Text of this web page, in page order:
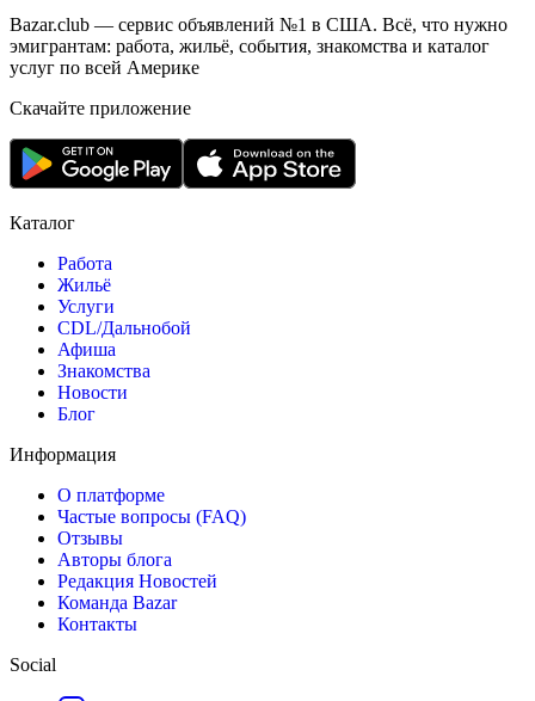
Bazar.club — сервис объявлений №1 в США. Всё, что нужно
эмигрантам: работа, жильё, события, знакомства и каталог
услуг по всей Америке
Скачайте приложение
Каталог
Работа
Жильё
Услуги
CDL/Дальнобой
Афиша
Знакомства
Новости
Блог
Информация
О платформе
Частые вопросы (FAQ)
Отзывы
Авторы блога
Редакция Новостей
Команда Bazar
Контакты
Social